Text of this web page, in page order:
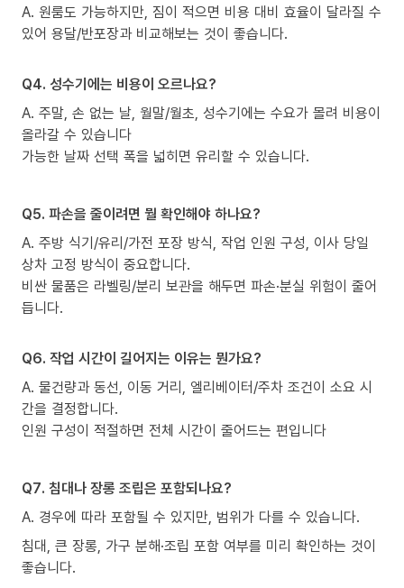
A. 원룸도 가능하지만, 짐이 적으면 비용 대비 효율이 달라질 수
있어 용달/반포장과 비교해보는 것이 좋습니다.
Q4. 성수기에는 비용이 오르나요?
A. 주말, 손 없는 날, 월말/월초, 성수기에는 수요가 몰려 비용이
올라갈 수 있습니다
가능한 날짜 선택 폭을 넓히면 유리할 수 있습니다.
Q5. 파손을 줄이려면 뭘 확인해야 하나요?
A. 주방 식기/유리/가전 포장 방식, 작업 인원 구성, 이사 당일
상차 고정 방식이 중요합니다.
비싼 물품은 라벨링/분리 보관을 해두면 파손·분실 위험이 줄어
듭니다.
Q6. 작업 시간이 길어지는 이유는 뭔가요?
A. 물건량과 동선, 이동 거리, 엘리베이터/주차 조건이 소요 시
간을 결정합니다.
인원 구성이 적절하면 전체 시간이 줄어드는 편입니다
Q7. 침대나 장롱 조립은 포함되나요?
A. 경우에 따라 포함될 수 있지만, 범위가 다를 수 있습니다.
침대, 큰 장롱, 가구 분해·조립 포함 여부를 미리 확인하는 것이
좋습니다.